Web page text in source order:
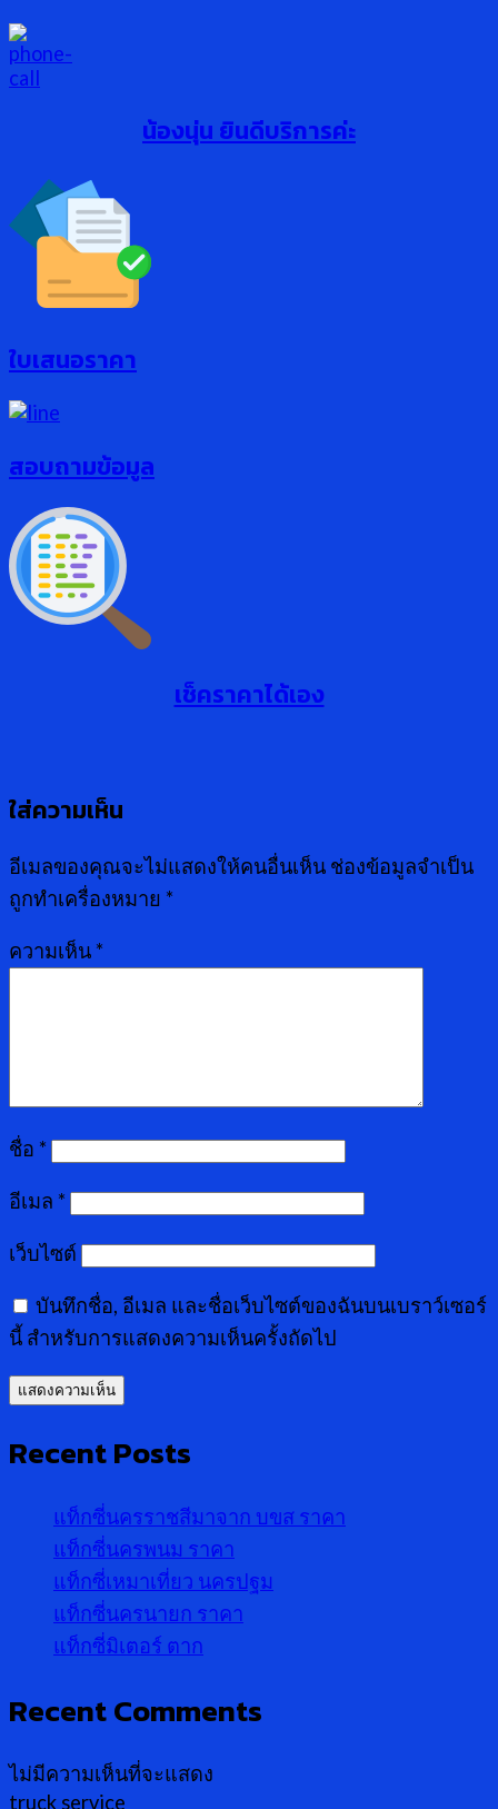
น้องนุ่น ยินดีบริการค่ะ
ใบเสนอราคา
สอบถามข้อมูล
เช็คราคาได้เอง
ใส่ความเห็น
อีเมลของคุณจะไม่แสดงให้คนอื่นเห็น ช่องข้อมูลจำเป็น
ถูกทำเครื่องหมาย *
ความเห็น *
ชื่อ *
อีเมล *
เว็บไซต์
บันทึกชื่อ, อีเมล และชื่อเว็บไซต์ของฉันบนเบราว์เซอร์
นี้ สำหรับการแสดงความเห็นครั้งถัดไป
Recent Posts
แท็กซี่นครราชสีมาจาก บขส ราคา
แท็กซี่นครพนม ราคา
แท็กซี่เหมาเที่ยว นครปฐม
แท็กซี่นครนายก ราคา
แท็กซี่มิเตอร์ ตาก
Recent Comments
ไม่มีความเห็นที่จะแสดง
truck service